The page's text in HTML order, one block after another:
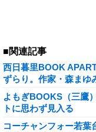
■関連記事
西日暮里BOOK
ずらり。作家・森まゆ
よもぎBOOKS（三鷹
トに思わず見入る
コーチャンフォー若葉